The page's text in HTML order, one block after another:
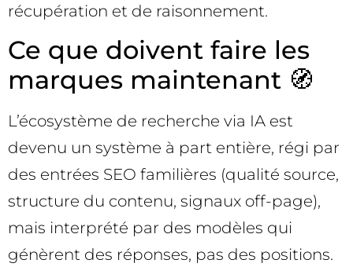
récupération et de raisonnement.
Ce que doivent faire les
marques maintenant 🧭
L’écosystème de recherche via IA est
devenu un système à part entière, régi par
des entrées SEO familières (qualité source,
structure du contenu, signaux off-page),
mais interprété par des modèles qui
génèrent des réponses, pas des positions.